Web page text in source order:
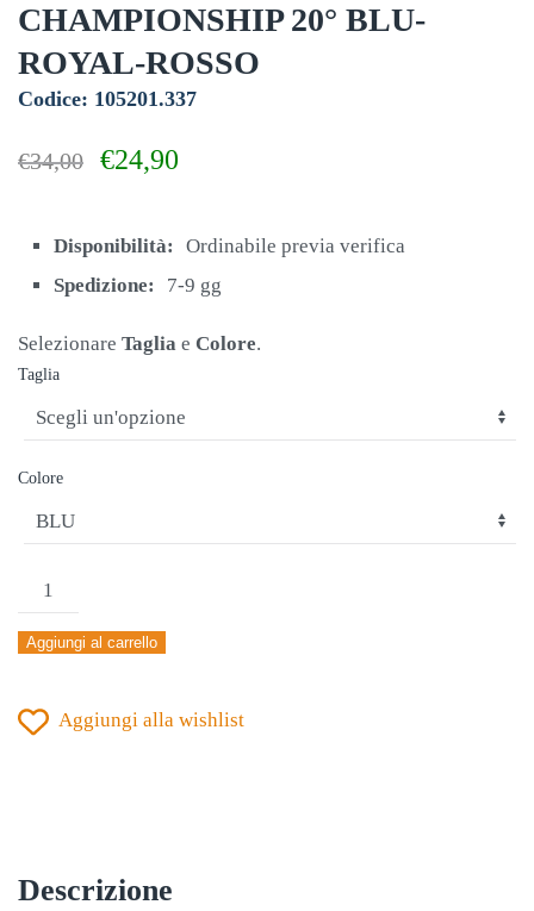
CHAMPIONSHIP 20° BLU-
ROYAL-ROSSO
Codice: 105201.337
€34,00
era:
€24,90
è:
Disponibilità:
Ordinabile previa verifica
Spedizione:
7-9 gg
Selezionare Taglia e Colore.
Taglia
Colore
GIACCA
TUTA
JOMA
20°
Aggiungi al carrello
Aggiungi alla wishlist
Descrizione